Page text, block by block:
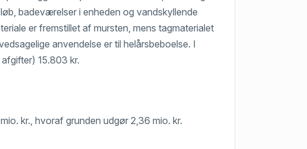
badeværelser i enheden og vandskyllende
er fremstillet af mursten, mens tagmaterialet
anvendelse er til helårsbeboelse. I
15.803 kr.
kr., hvoraf grunden udgør 2,36 mio. kr.